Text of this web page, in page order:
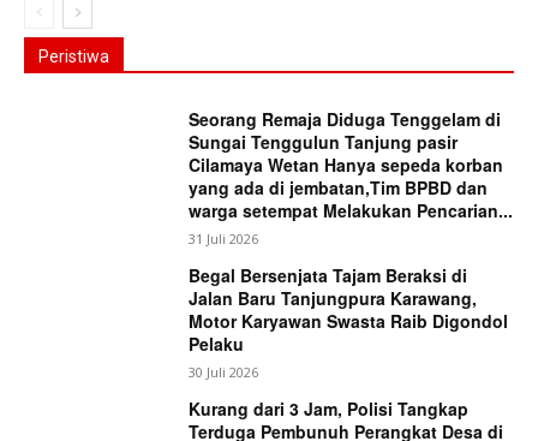
Peristiwa
Seorang Remaja Diduga Tenggelam di
Sungai Tenggulun Tanjung pasir
Cilamaya Wetan Hanya sepeda korban
yang ada di jembatan,Tim BPBD dan
warga setempat Melakukan Pencarian...
31 Juli 2026
Begal Bersenjata Tajam Beraksi di
Jalan Baru Tanjungpura Karawang,
Motor Karyawan Swasta Raib Digondol
Pelaku
30 Juli 2026
Kurang dari 3 Jam, Polisi Tangkap
Terduga Pembunuh Perangkat Desa di